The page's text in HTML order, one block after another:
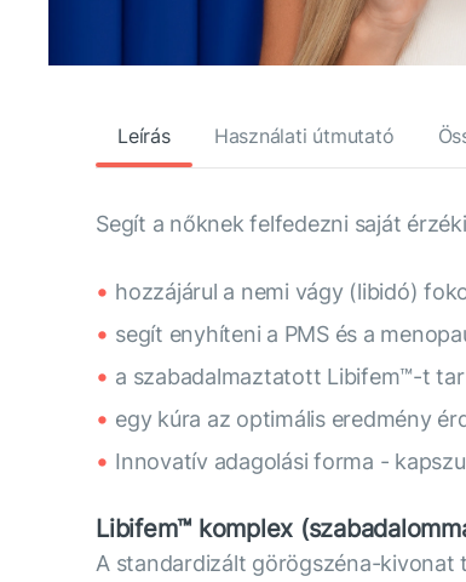
Leírás Használati útmutató
Segít a nőknek felfedezni saját
hozzájárul a nemi vágy (libidó)
segít enyhíteni a PMS és a
a szabadalmaztatott Libifem™-t
egy kúra az optimális eredmény
Innovatív adagolási forma -
Libifem™ komplex
A standardizált görögszéna-kivonat